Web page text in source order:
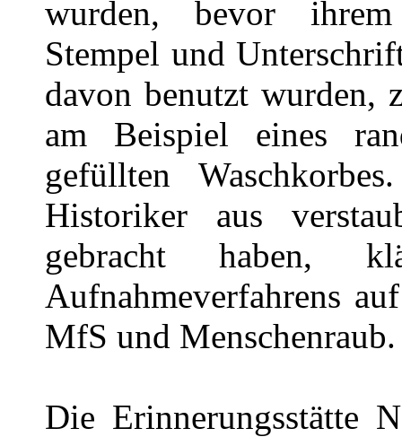
wurden, bevor ihrem
Stempel und
davon benutzt wurden,
am Beispiel eines
gefüllten
Historiker aus
gebracht haben,
Aufnahmeverfahrens
MfS und Menschenraub.
Die Erinnerungsstätte